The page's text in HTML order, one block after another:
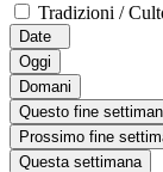
Tradizioni /
Date
Oggi
Domani
Questo fine
Prossimo fine
Questa settimana